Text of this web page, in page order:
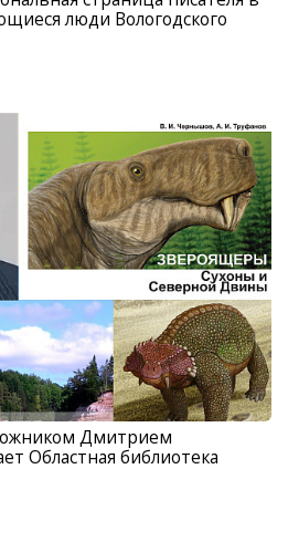
люди Вологодского
Дмитрием
Областная библиотека